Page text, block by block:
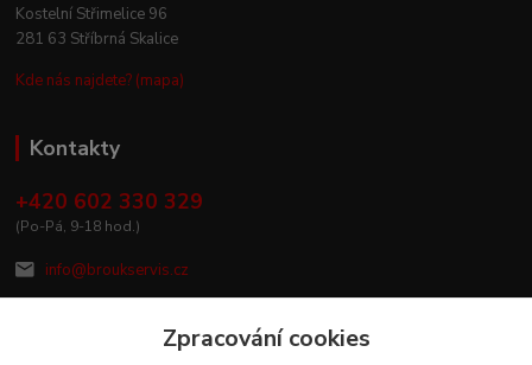
Kostelní Střimelice 96
281 63 Stříbrná Skalice
Kde nás najdete? (mapa)
Kontakty
+420 602 330 329
(Po-Pá, 9-18 hod.)
info@broukservis.cz
Zpracování cookies